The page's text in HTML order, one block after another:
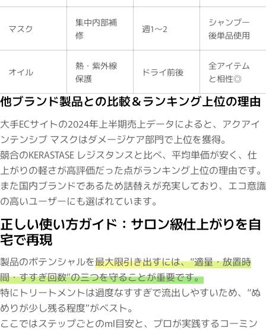
マスク
集中内部補
修
週1〜2
シャンプー
後単品使用
オイル
熱・紫外線
保護
ドライ前後
全アイテム
と相性◎
他ブランド製品との比較＆ランキング上位の理由
大手ECサイトの2024年上半期売上データによると、アクアイ
ンテンシブ マスクはダメージケア部門で上位を獲得。
競合のKERASTASE レジスタンスと比べ、平均単価が安く、仕
上がりの軽さが高評価だった点がランキング上位の理由です。
また国内ブランドであるため詰替えが充実しており、エコ意識
の高いユーザーにも選ばれています。
正しい使い方ガイド：サロン級仕上がりを自
宅で再現
製品のポテンシャルを最大限引き出すには、“適量・放置時
間・すすぎ回数”の三つを守ることが重要です。
特にトリートメントは過度なすすぎで流出しやすいため、“ぬ
めりが少し残る程度”がベスト。
ここではステップごとのml目安と、プロが実践するコーミン